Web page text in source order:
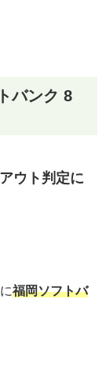
バンク 8
ウト判定に
福岡ソフトバ